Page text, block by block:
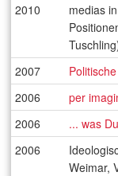
2010
medias
2007
2006
per
2006
... was
2006
Weimar,